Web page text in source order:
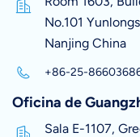
No.101
Nanjing China
+86-25-
Oficina de
Sala E-1107,